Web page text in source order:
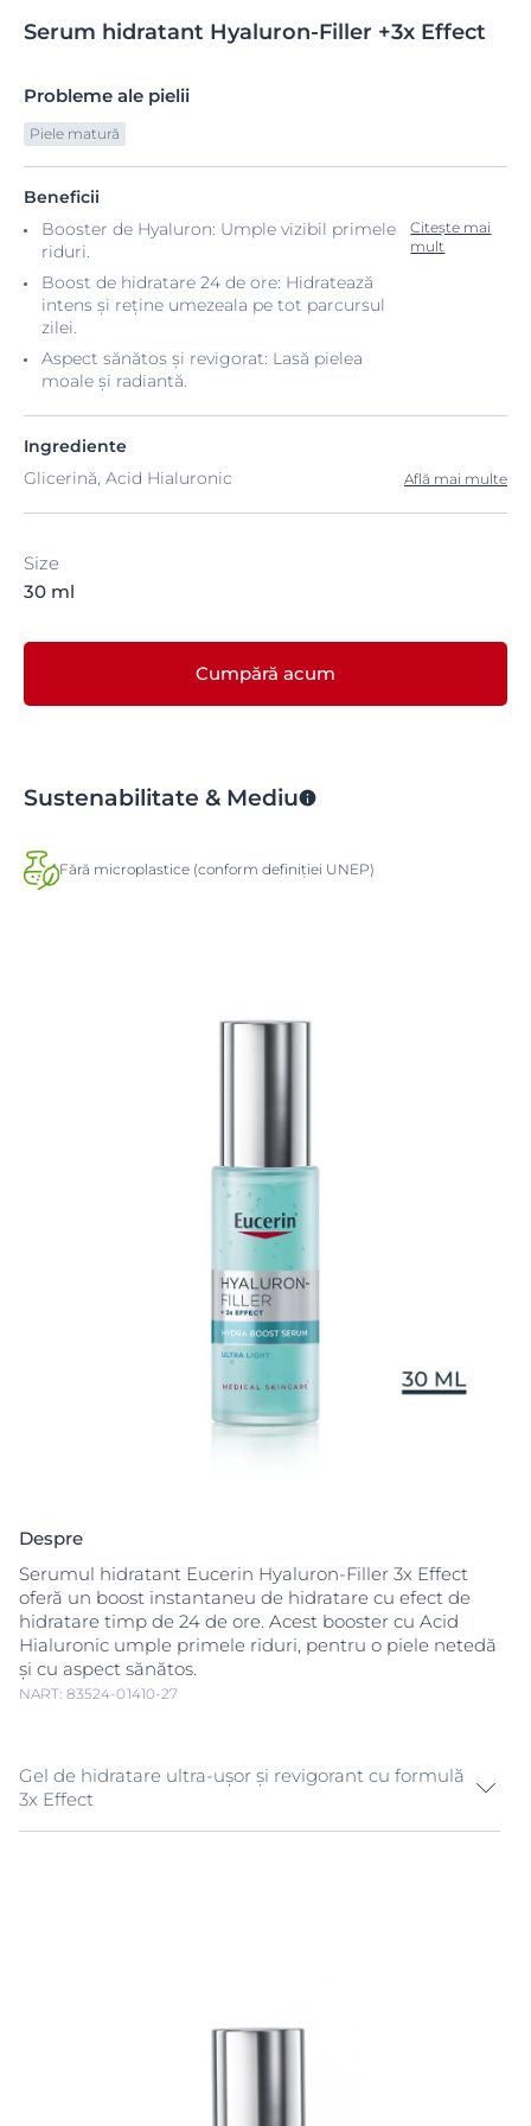
Serum hidratant Hyaluron-Filler +3x Effect
Probleme ale pielii
Piele matură
Beneficii
Booster de Hyaluron: Umple vizibil primele
riduri.
Boost de hidratare 24 de ore: Hidratează
intens și reține umezeala pe tot parcursul
zilei.
Aspect sănătos și revigorat: Lasă pielea
moale și radiantă.
Citește mai
mult
Ingrediente
Glicerină, Acid Hialuronic
Află mai multe
Size
30 ml
Cumpără acum
Sustenabilitate & Mediu
Fără microplastice (conform definiției UNEP)
Despre
Serumul hidratant Eucerin Hyaluron-Filler 3x Effect
oferă un boost instantaneu de hidratare cu efect de
hidratare timp de 24 de ore. Acest booster cu Acid
Hialuronic umple primele riduri, pentru o piele netedă
și cu aspect sănătos.
NART: 83524-01410-27
Gel de hidratare ultra-ușor și revigorant cu formulă
3x Effect
ușoară, conceput să asigure hidratare timp de 24 de